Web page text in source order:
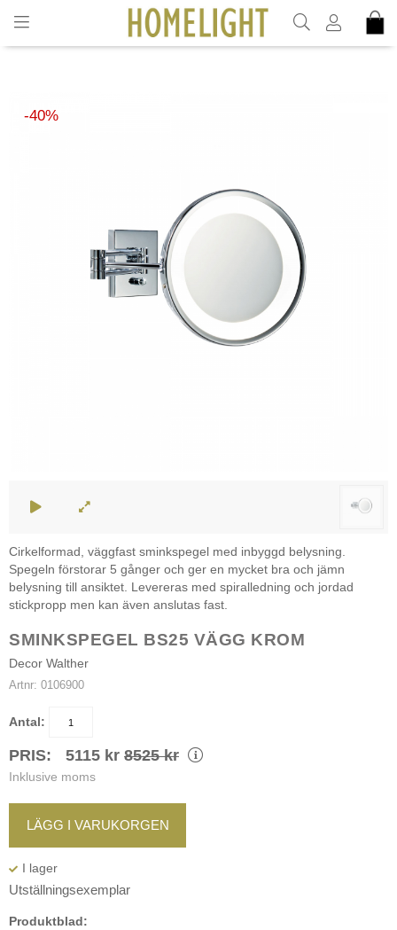
INKL. MOMS
40
Cirkelformad, väggfast sminkspegel med inbyggd belysning.
Spegeln förstorar 5 gånger och ger en mycket bra och jämn
belysning till ansiktet. Levereras med spiralledning och jordad
stickpropp men kan även anslutas fast.
SMINKSPEGEL BS25 VÄGG KROM
Decor Walther
Artnr: 0106900
Antal:
PRIS: 8525kr
5115 kr
Inklusive moms
LÄGG I VARUKORGEN
Utställningsexemplar
Produktblad: